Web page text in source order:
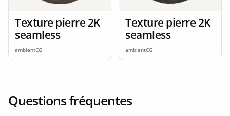
Texture pierre 2K
seamless
ambientCG
Texture pierre 2K
seamless
ambientCG
Questions fréquentes